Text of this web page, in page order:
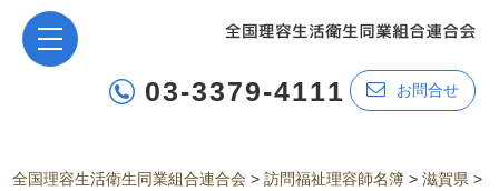
03-3379-4111 お問合せ
全国理容生活衛生同業組合連合会 >訪問福祉理容師名簿 >滋賀県 >